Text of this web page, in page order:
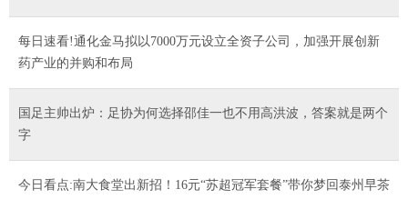
每日速看!通化金马拟以7000万元设立全资子公司，加强开展创新
药产业的并购和布局
国足主帅出炉：足协为何选择邵佳一也不用高洪波，答案就是两个
字
今日看点:南大食堂出新招！16元“苏超冠军套餐”带你梦回泰州早茶